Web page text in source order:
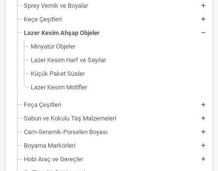
Sprey Vernik ve Boyalar
Keçe Çeşitleri
Lazer Kesim Ahşap Objeler
Minyatür Objeler
Lazer Kesim Harf ve Sayılar
Küçük Paket Süsler
Lazer Kesim Motifler
Fırça Çeşitleri
Sabun ve Kokulu Taş Malzemeleri
Cam-Seramik-Porselen Boyası
Boyama Markörleri
Hobi Araç ve Gereçler